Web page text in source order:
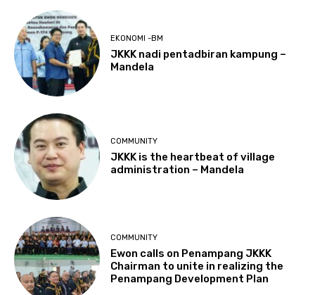
EKONOMI -BM
JKKK nadi pentadbiran kampung –
Mandela
COMMUNITY
JKKK is the heartbeat of village
administration – Mandela
COMMUNITY
Ewon calls on Penampang JKKK
Chairman to unite in realizing the
Penampang Development Plan